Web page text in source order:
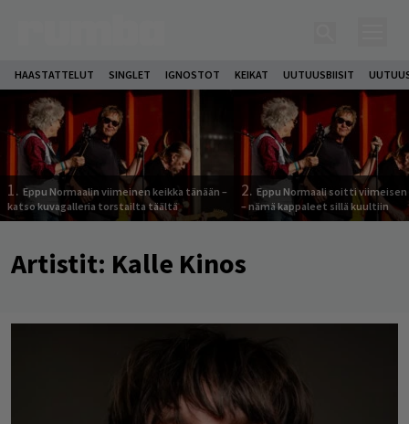
HAASTATTELUT SINGLET IGNOSTOT KEIKAT UUTUUSBIISIT
1. Eppu Normaalin viimeinen keikka tänään –
katso kuvagalleria torstailta täältä
2. Eppu Normaali soitti viimeisen
– nämä kappaleet sillä kuultiin
Artistit: Kalle Kinos